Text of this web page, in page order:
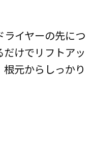
イヤーの先につ
けでリフトアッ
元からしっかり